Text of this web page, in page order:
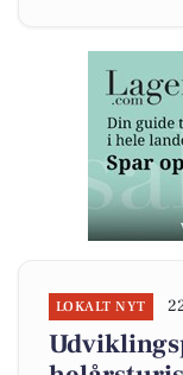
LOKALT NYT